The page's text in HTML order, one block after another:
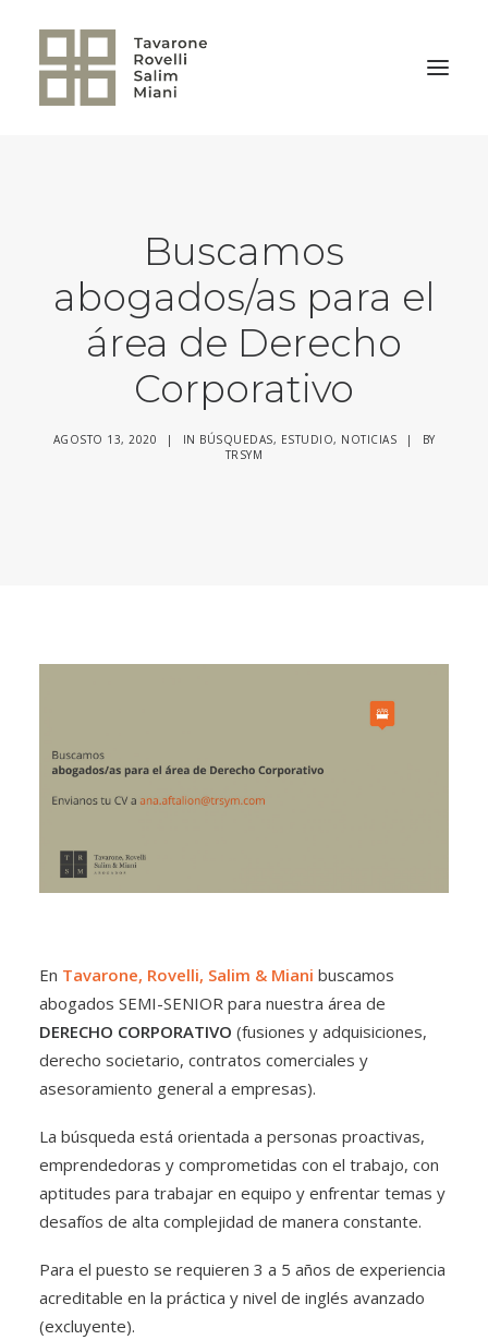
Buscamos
abogados/as para el
área de Derecho
Corporativo
AGOSTO 13, 2020 | IN BÚSQUEDAS, ESTUDIO, NOTICIAS |
BY
TRSYM
En Tavarone, Rovelli, Salim & Miani buscamos
abogados SEMI-SENIOR para nuestra área de
DERECHO CORPORATIVO (fusiones y adquisiciones,
derecho societario, contratos comerciales y
asesoramiento general a empresas).
La búsqueda está orientada a personas proactivas,
emprendedoras y comprometidas con el trabajo, con
aptitudes para trabajar en equipo y enfrentar temas y
desafíos de alta complejidad de manera constante.
Para el puesto se requieren 3 a 5 años de experiencia
acreditable en la práctica y nivel de inglés avanzado
(excluyente).